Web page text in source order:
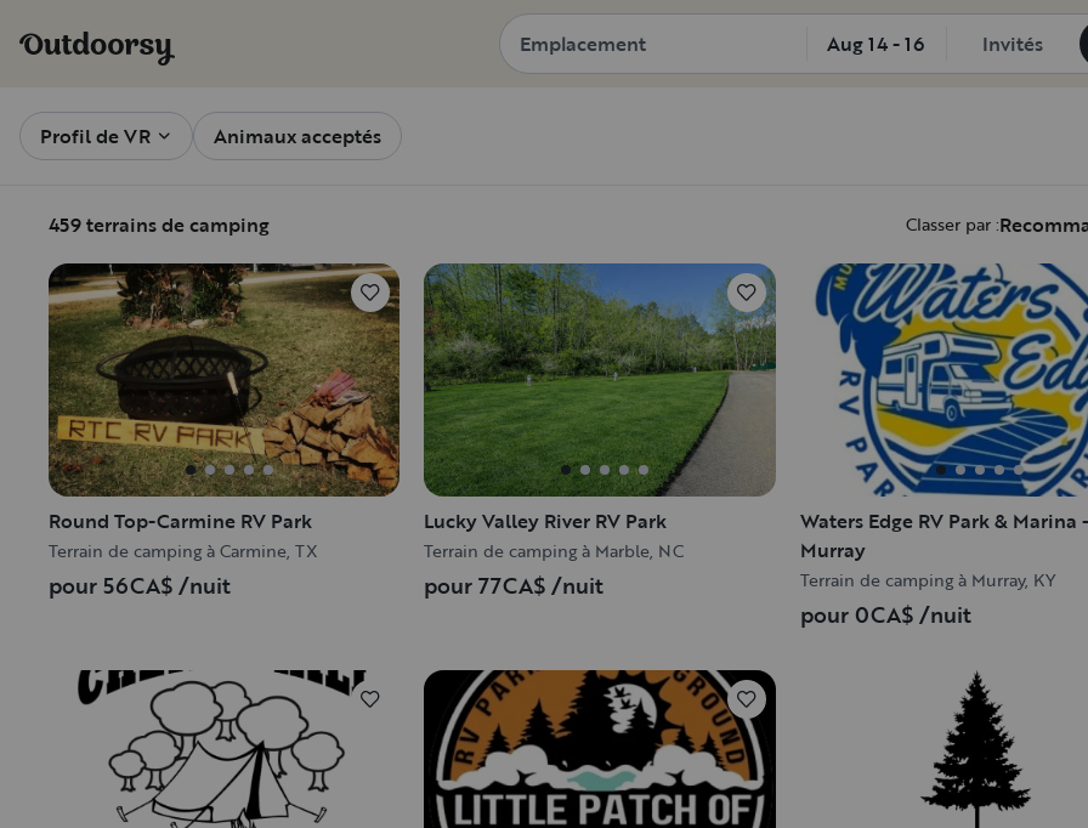
Aug 14 - 16 Invités
Profil de VR Animaux acceptés
459 terrains de camping Classer par :
Round Top-Carmine RV Park
Terrain de camping à Carmine, TX
pour 56CA$/nuit
Lucky Valley River RV Park
Terrain de camping à Marble, NC
pour 77CA$ /nuit
Waters Edge RV Park & Marina -
Murray
Terrain de camping à Murray, KY
pour 0CA$/nuit
Columbus, OH caravanes, mobile-home et camping-car à louer | Outdoorsy